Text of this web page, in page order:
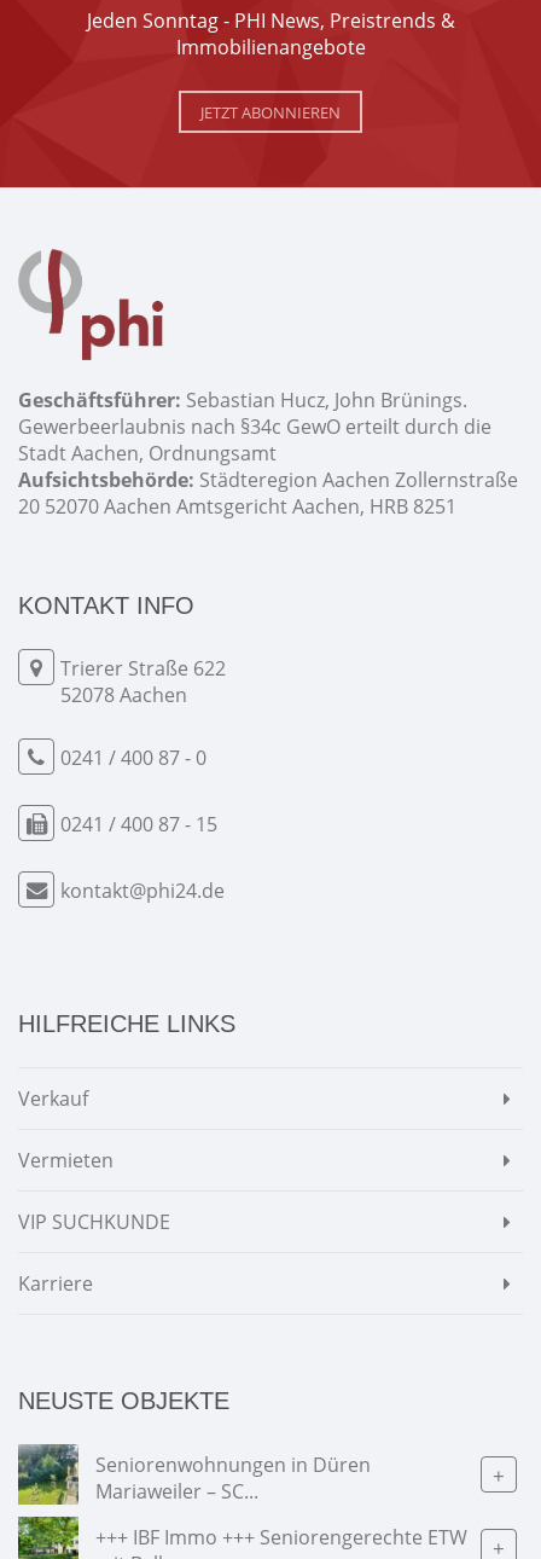
Jeden Sonntag - PHI News, Preistrends &
Immobilienangebote
JETZT ABONNIEREN
Geschäftsführer: Sebastian Hucz, John Brünings.
Gewerbeerlaubnis nach §34c GewO erteilt durch die
Stadt Aachen, Ordnungsamt
Aufsichtsbehörde: Städteregion Aachen Zollernstraße
20 52070 Aachen Amtsgericht Aachen, HRB 8251
KONTAKT INFO
Trierer Straße 622
52078 Aachen
0241 / 400 87 - 0
0241 / 400 87 - 15
kontakt@phi24.de
HILFREICHE LINKS
Verkauf
Vermieten
VIP SUCHKUNDE
Karriere
NEUSTE OBJEKTE
Seniorenwohnungen in Düren
Mariaweiler – SC...
+
+++ IBF Immo +++ Seniorengerechte ETW
+